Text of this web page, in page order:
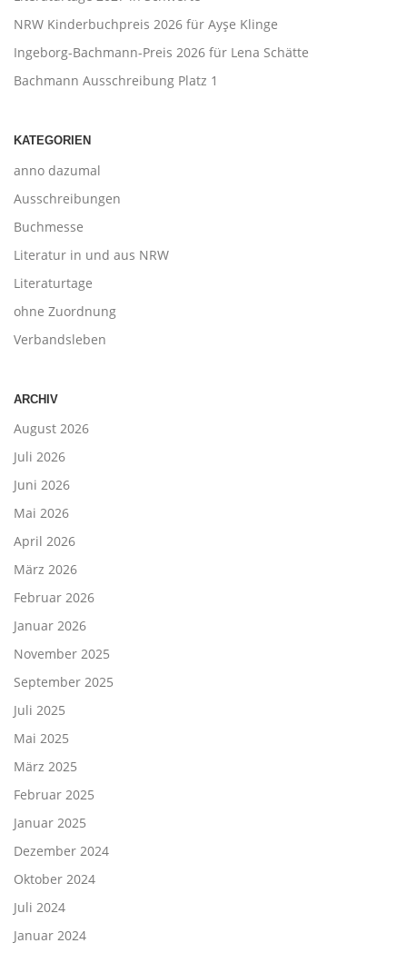
NRW Kinderbuchpreis 2026 für Ayşe Klinge
Ingeborg-Bachmann-Preis 2026 für Lena Schätte
Bachmann Ausschreibung Platz 1
KATEGORIEN
anno dazumal
Ausschreibungen
Buchmesse
Literatur in und aus NRW
Literaturtage
ohne Zuordnung
Verbandsleben
ARCHIV
August 2026
Juli 2026
Juni 2026
Mai 2026
April 2026
März 2026
Februar 2026
Januar 2026
November 2025
September 2025
Juli 2025
Mai 2025
März 2025
Februar 2025
Januar 2025
Dezember 2024
Oktober 2024
Juli 2024
Januar 2024